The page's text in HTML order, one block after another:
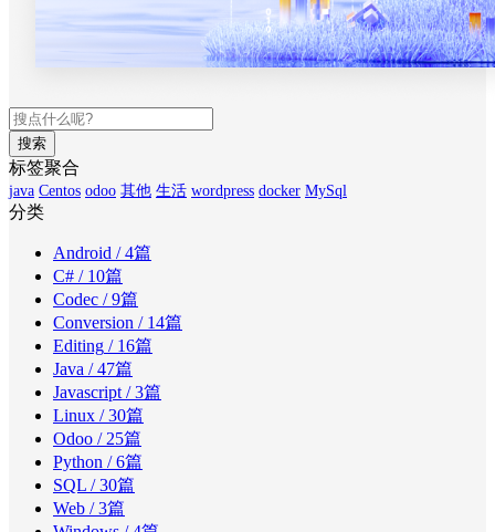
搜索
标签聚合
java Centos odoo 其他 生活 wordpress docker MySql
分类
Android / 4篇
C# / 10篇
Codec / 9篇
Conversion / 14篇
Editing / 16篇
Java / 47篇
Javascript / 3篇
Linux / 30篇
Odoo / 25篇
Python / 6篇
SQL / 30篇
Web / 3篇